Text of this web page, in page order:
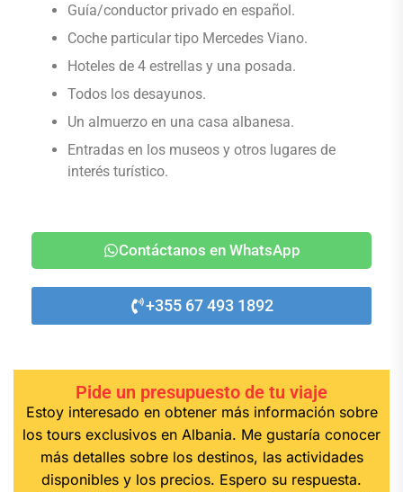
Guía/conductor privado en español.
Coche particular tipo Mercedes Viano.
Hoteles de 4 estrellas y una posada.
Todos los desayunos.
Un almuerzo en una casa albanesa.
Entradas en los museos y otros lugares de
interés turístico.
Contáctanos en WhatsApp
+355 67 493 1892
Pide un presupuesto de tu viaje
Estoy interesado en obtener más información sobre
los tours exclusivos en Albania. Me gustaría conocer
más detalles sobre los destinos, las actividades
disponibles y los precios. Espero su respuesta.